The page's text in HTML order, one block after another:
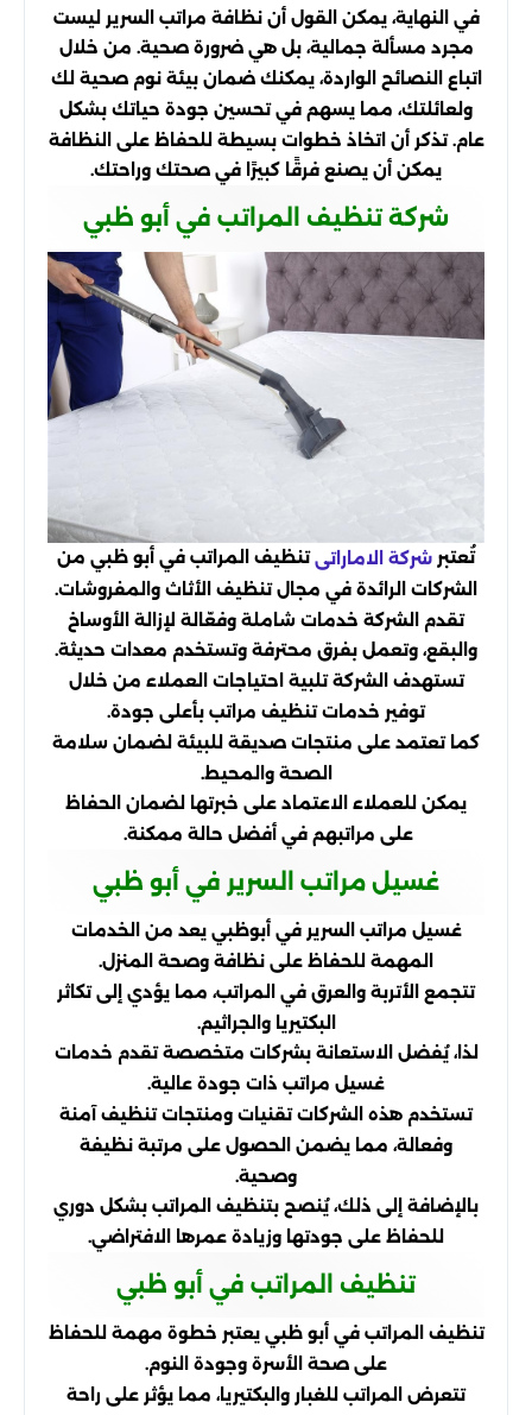
في النهاية، يمكن القول أن نظافة مراتب السرير ليست
مجرد مسألة جمالية، بل هي ضرورة صحية. من خلال
اتباع النصائح الواردة، يمكنك ضمان بيئة نوم صحية لك
ولعائلتك، مما يسهم في تحسين جودة حياتك بشكل
عام. تذكر أن اتخاذ خطوات بسيطة للحفاظ على النظافة
يمكن أن يصنع فرقًا كبيرًا في صحتك وراحتك.
شركة تنظيف المراتب في أبو ظبي
تُعتبر شركة الاماراتىتنظيف المراتب في أبو ظبي من
الشركات الرائدة في مجال تنظيف الأثاث والمفروشات.
تقدم الشركة خدمات شاملة وفعّالة لإزالة الأوساخ
والبقع، وتعمل بفرق محترفة وتستخدم معدات حديثة.
تستهدف الشركة تلبية احتياجات العملاء من خلال
توفير خدمات تنظيف مراتب بأعلى جودة.
كما تعتمد على منتجات صديقة للبيئة لضمان سلامة
الصحة والمحيط.
يمكن للعملاء الاعتماد على خبرتها لضمان الحفاظ
على مراتبهم في أفضل حالة ممكنة.
غسيل مراتب السرير في أبو ظبي
غسيل مراتب السرير في أبوظبي يعد من الخدمات
المهمة للحفاظ على نظافة وصحة المنزل.
تتجمع الأتربة والعرق في المراتب، مما يؤدي إلى تكاثر
البكتيريا والجراثيم.
لذا، يُفضل الاستعانة بشركات متخصصة تقدم خدمات
غسيل مراتب ذات جودة عالية.
تستخدم هذه الشركات تقنيات ومنتجات تنظيف آمنة
وفعالة، مما يضمن الحصول على مرتبة نظيفة
وصحية.
بالإضافة إلى ذلك، يُنصح بتنظيف المراتب بشكل دوري
للحفاظ على جودتها وزيادة عمرها الافتراضي.
تنظيف المراتب في أبو ظبي
تنظيف المراتب في أبو ظبي يعتبر خطوة مهمة للحفاظ
على صحة الأسرة وجودة النوم.
تتعرض المراتب للغبار والبكتيريا، مما يؤثر على راحة